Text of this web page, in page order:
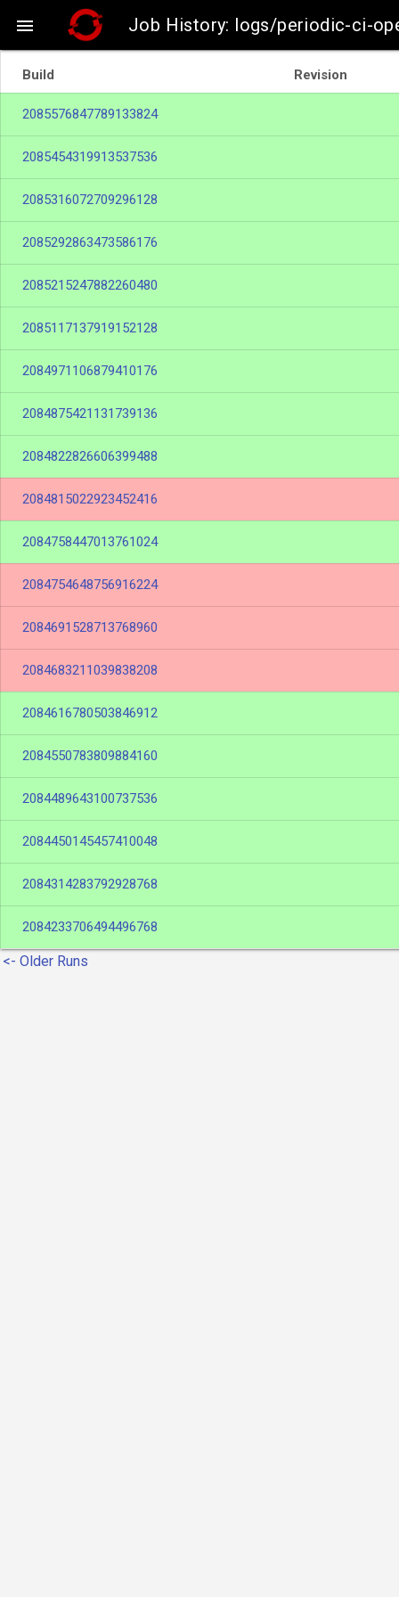
 Job History: logs/periodic-ci-
Build Revision
2085576847789133824
2085454319913537536
2085316072709296128
2085292863473586176
2085215247882260480
2085117137919152128
2084971106879410176
2084875421131739136
2084822826606399488
2084815022923452416
2084758447013761024
2084754648756916224
2084691528713768960
2084683211039838208
2084616780503846912
2084550783809884160
2084489643100737536
2084450145457410048
2084314283792928768
2084233706494496768
<- Older Runs